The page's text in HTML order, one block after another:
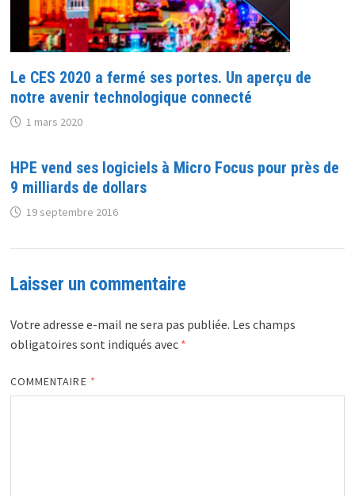
Le CES 2020 a fermé ses portes. Un aperçu de
notre avenir technologique connecté
1 mars 2020
HPE vend ses logiciels à Micro Focus pour près de
9 milliards de dollars
19 septembre 2016
Laisser un commentaire
Votre adresse e-mail ne sera pas publiée. Les champs
obligatoires sont indiqués avec *
COMMENTAIRE *